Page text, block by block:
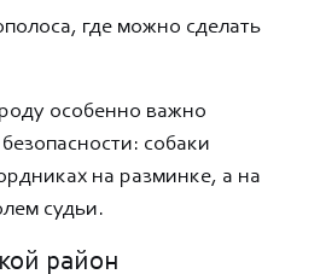
где можно сделать
особенно важно
собаки
на разминке, а на
судьи.
район